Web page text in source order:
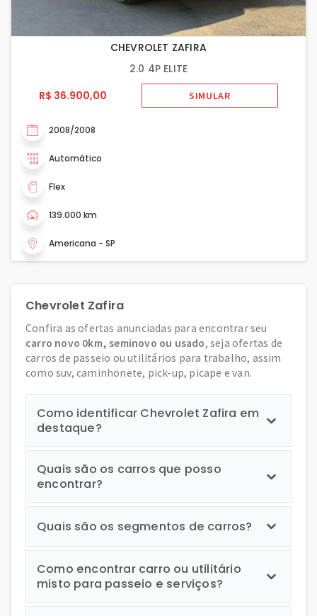
CHEVROLET ZAFIRA
2.0 4P ELITE
R$ 36.900,00
SIMULAR
2008/2008
Automático
Flex
139.000 km
Americana - SP
Chevrolet Zafira
Confira as ofertas anunciadas para encontrar seu
carro novo 0km, seminovo ou usado, seja ofertas de
carros de passeio ou utilitários para trabalho, assim
como suv, caminhonete, pick-up, picape e van.
Como identificar Chevrolet Zafira em
destaque?
Quais são os carros que posso
encontrar?
Quais são os segmentos de carros?
Como encontrar carro ou utilitário
misto para passeio e serviços?